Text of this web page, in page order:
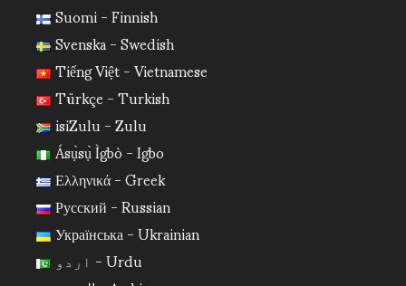
Suomi - Finnish
Svenska - Swedish
Tiếng Việt - Vietnamese
Türkçe - Turkish
isiZulu - Zulu
Ásụ̀sụ̀ Ìgbò - Igbo
Ελληνικά - Greek
Русский - Russian
Українська - Ukrainian
اردو - Urdu